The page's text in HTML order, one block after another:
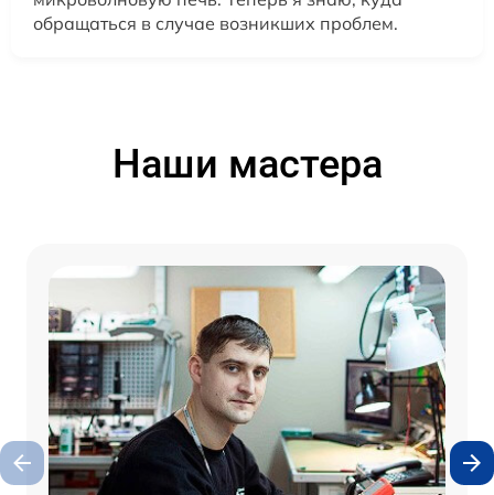
обращаться в случае возникших проблем.
Наши мастера